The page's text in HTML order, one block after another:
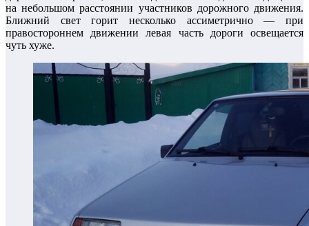
на небольшом расстоянии участников дорожного движения.
Ближний свет горит несколько ассиметрично — при
правостороннем движении левая часть дороги освещается
чуть хуже.